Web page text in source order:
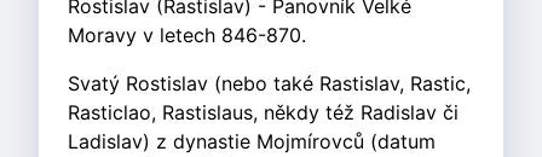
Rostislav (Rastislav) - Panovník Velké
Moravy v letech 846-870.
Svatý Rostislav (nebo také Rastislav, Rastic,
Rasticlao, Rastislaus, někdy též Radislav či
Ladislav) z dynastie Mojmírovců (datum